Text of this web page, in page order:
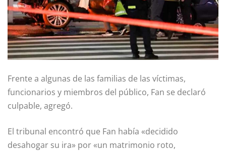
Frente a algunas de las familias de las víctimas,
funcionarios y miembros del público, Fan se declaró
culpable, agregó.
El tribunal encontró que Fan había «decidido
desahogar su ira» por «un matrimonio roto,